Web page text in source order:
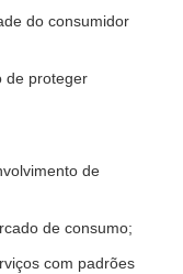
do consumidor
de proteger
de
de consumo;
com padrões